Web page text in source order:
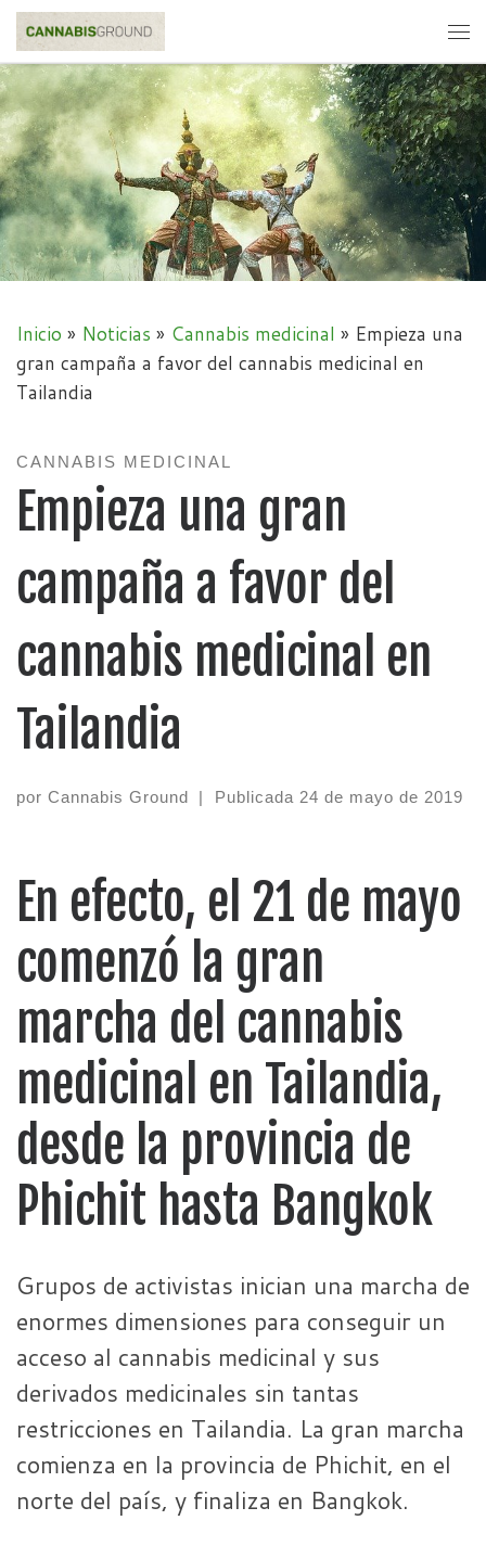
Skip to content
Inicio » Noticias » Cannabis medicinal » Empieza una
gran campaña a favor del cannabis medicinal en
Tailandia
CANNABIS MEDICINAL
Empieza una gran
campaña a favor del
cannabis medicinal en
Tailandia
por Cannabis Ground | Publicada 24 de mayo de 2019
En efecto, el 21 de mayo
comenzó la gran
marcha del cannabis
medicinal en Tailandia,
desde la provincia de
Phichit hasta Bangkok
Grupos de activistas inician una marcha de
enormes dimensiones para conseguir un
acceso al cannabis medicinal y sus
derivados medicinales sin tantas
restricciones en Tailandia. La gran marcha
comienza en la provincia de Phichit, en el
norte del país, y finaliza en Bangkok.